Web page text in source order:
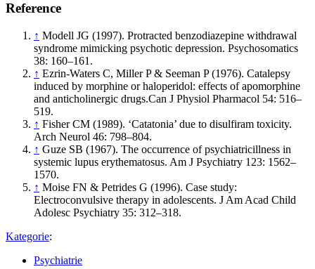
Reference
↑ Modell JG (1997). Protracted benzodiazepine withdrawal
syndrome mimicking psychotic depression. Psychosomatics
38: 160–161.
↑ Ezrin-Waters C, Miller P & Seeman P (1976). Catalepsy
induced by morphine or haloperidol: effects of apomorphine
and anticholinergic drugs.Can J Physiol Pharmacol 54: 516–
519.
↑ Fisher CM (1989). ‘Catatonia’ due to disulfiram toxicity.
Arch Neurol 46: 798–804.
↑ Guze SB (1967). The occurrence of psychiatricillness in
systemic lupus erythematosus. Am J Psychiatry 123: 1562–
1570.
↑ Moise FN & Petrides G (1996). Case study:
Electroconvulsive therapy in adolescents. J Am Acad Child
Adolesc Psychiatry 35: 312–318.
Kategorie:
Psychiatrie